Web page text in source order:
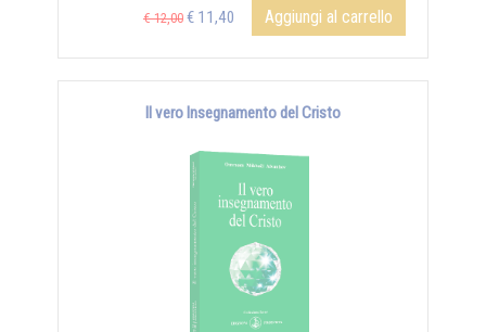
€ 12,00 € 11,40 Aggiungi al carrello
Il vero Insegnamento del Cristo